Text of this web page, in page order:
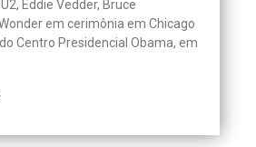
Eddie Vedder, Bruce
em cerimônia em Chicago
Centro Presidencial Obama, em